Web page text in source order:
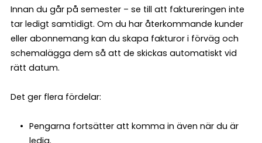
Innan du går på semester – se till att faktureringen inte
tar ledigt samtidigt. Om du har återkommande kunder
eller abonnemang kan du skapa fakturor i förväg och
schemalägga dem så att de skickas automatiskt vid
rätt datum.
Det ger flera fördelar:
Pengarna fortsätter att komma in även när du är